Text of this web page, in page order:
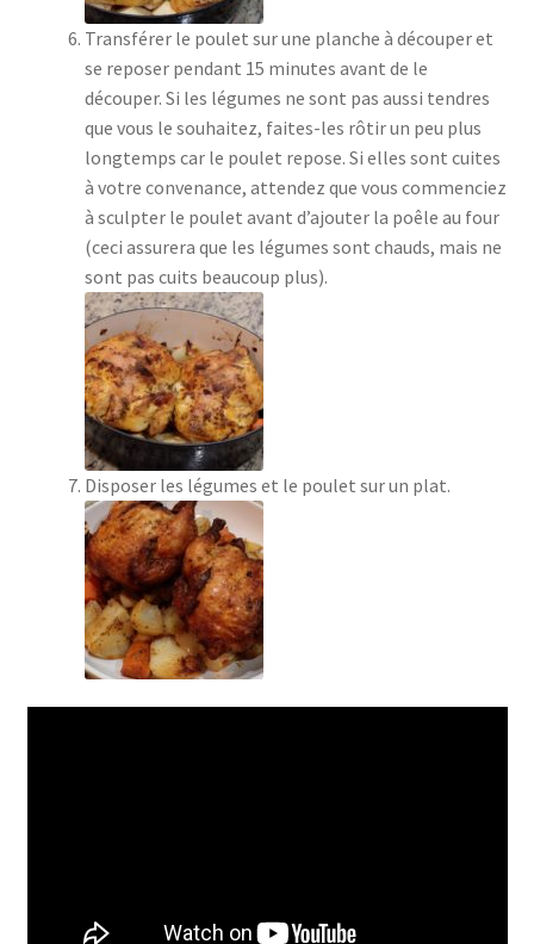
Transférer le poulet sur une planche à découper et
se reposer pendant 15 minutes avant de le
découper. Si les légumes ne sont pas aussi tendres
que vous le souhaitez, faites-les rôtir un peu plus
longtemps car le poulet repose. Si elles sont cuites
à votre convenance, attendez que vous commenciez
à sculpter le poulet avant d’ajouter la poêle au four
(ceci assurera que les légumes sont chauds, mais ne
sont pas cuits beaucoup plus).
Disposer les légumes et le poulet sur un plat.